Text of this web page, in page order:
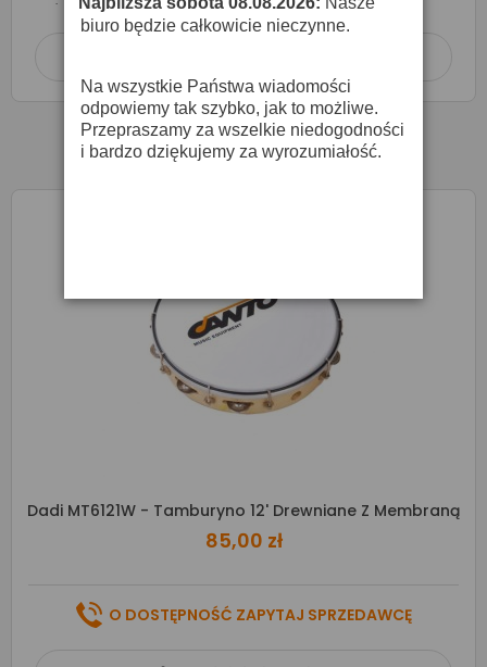
Dadi MT6121W - Tamburyno 12' Drewniane Z Membraną
85,00 zł
O DOSTĘPNOŚĆ ZAPYTAJ SPRZEDAWCĘ
·
biuro będzie całkowicie nieczynne.
Na wszystkie Państwa wiadomości
odpowiemy tak szybko, jak to możliwe.
Przepraszamy za wszelkie niedogodności
i bardzo dziękujemy za wyrozumiałość.